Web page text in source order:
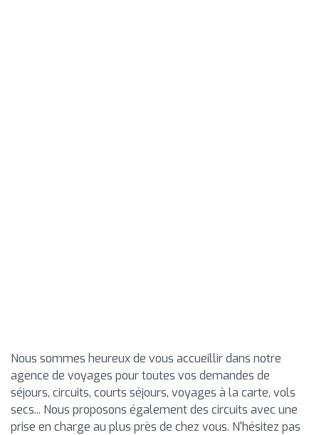
Nous sommes heureux de vous accueillir dans notre
agence de voyages pour toutes vos demandes de
séjours, circuits, courts séjours, voyages à la carte, vols
secs... Nous proposons également des circuits avec une
prise en charge au plus près de chez vous. N'hésitez pas